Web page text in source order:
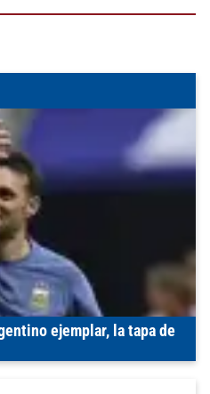
ejemplar, la tapa de